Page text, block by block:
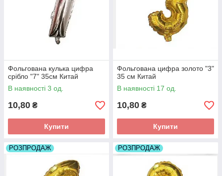
Фольгована кулька цифра
срібло "7" 35см Китай
В наявності 3 од.
10,80 ₴
Купити
Фольгована цифра золото "3"
35 см Китай
В наявності 17 од.
10,80 ₴
Купити
РОЗПРОДАЖ РОЗПРОДАЖ